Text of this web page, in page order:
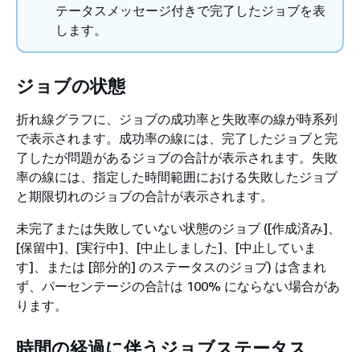
テータスメッセージ付きで完了したジョブを表
します。
ジョブの状態
折れ線グラフに、ジョブの成功率と失敗率の線が時系列
で表示されます。成功率の線には、完了したジョブと完
了したが問題があるジョブの合計が表示されます。失敗
率の線には、指定した時間範囲における失敗したジョブ
と期限切れのジョブの合計が表示されます。
未完了または失敗していない状態のジョブ ([作成済み]、
[保留中]、[実行中]、[中止しました]、[中止していま
す]、または [部分的] のステータスのジョブ) は含まれ
ず、パーセンテージの合計は 100% にならない場合があ
ります。
時間の経過に伴うジョブステータス